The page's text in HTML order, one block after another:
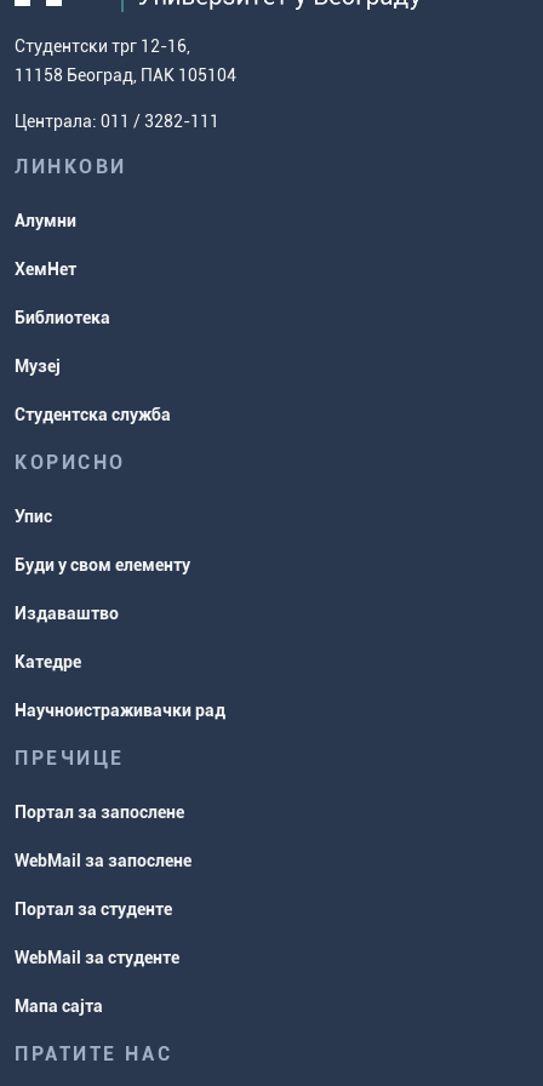
како доћи до нас
Научноистраживачки рад
дисертације
Европски систем преноса бодова
(ЕСПБ)
Усавршавање за наставнике
Повереник за равноправност
Студентске организације
рокови
Ценовник студија
испита
Студентски трг 12-16,
11158 Београд, ПАК 105104
Централа: 011 / 3282-111
ЛИНКОВИ
Алумни
ХемНет
Библиотека
Музеј
Студентска служба
КОРИСНО
Упис
Буди у свом елементу
Издаваштво
Катедре
Научноистраживачки рад
ПРЕЧИЦЕ
Портал за запослене
WebMail за запослене
Портал за студенте
WebMail за студенте
Мапа сајта
ПРАТИТЕ НАС